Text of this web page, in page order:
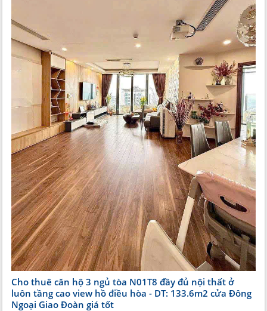
tầng hầm, 287 căn hộ. Căn 3 Phòng ngủ tòa N01 T4 Ngoại giao
đoàn đều có 2 mặt thoáng, phòng khách, bếp, 2 nhà vệ sinh, lô
gia,...diện tích từ 101,5m2 – 108,4m2 – 122,2m2
- Chung cư N01 T5 Ngoại Giao Đoàn do Công ty Cổ phần Đầu
tư Lạc Hồng làm chủ đầu tư với 35 tầng nổi và 3 tầng hầm.
Căn 3 Phòng ngủ tòa N01 T5 Ngoại giao đoàn đều có 2 mặt
thoáng, diện tích từ 101,5m2 – 108,4m2 – 122,2m2
- Chung cư N01 T6 và T7 Ngoại Giao Đoàn do Tổng công ty xây
dựng Hà Nội (HanCorp) làm chủ đầu tư với 35 tầng căn hộ, 6
tầng thương mại dịch vụ, 3 tầng hầm, tổng số 800 căn hộ.
Căn 3 Phòng ngủ tòa N01 T6 & T7 Ngoại giao đoàn có diện tích
căn hộ từ 103 m2 đến 143 m2
- Chung cư N01 T8 Ngoại Giao Đoàn do Tổng công ty xây dựng
Hà Nội (Hancorp) làm chủ đầu tư với 34 tầng và 1 tầng áp mái,
tổng 264 căn hộ. Căn 3 Phòng ngủ tòa N01 T8 Ngoại giao đoàn
đều có 2 nhà vệ sinh, phòng khách, bếp. Các căn 3 phòng ngủ
là Căn số 01 và 08, căn số 03 và 06, căn số 04 và 05
- Tòa N02 - T1 do Công ty Cổ Phần Đầu Tư Bất Động Sản An
Bình làm chủ đầu tư với 2 tầng hầm và 22 tầng nổi, mật độ xây
dựng 8 căn hộ trên mỗi sàn với 4 thang máy và 2 thang bộ. Tòa
nhà có tầng thương mại từ tầng 1 đến­ tầng 5, tầng căn hộ để ở
từ tầng 6 đến­ tầng 21. Căn 3 Phòng ngủ tòa N02 T1 Ngoại giao
đoàn là căn số 02 và 06 có 2 nhà vệ sinh, diện tích 105,28m2,
có 2 khu loggia, 1 khu bếp và 1 khu phòng khách. Căn 02 có
ban công hướng Đông và tầm nhìn Hồ Tây, còn căn 06 có ban
công hướng Tây và tầm nhìn vào Khu đại sứ quán cùng khu biệt
thự.
Cho thuê căn hộ 3 ngủ tòa N01T8 đầy đủ nội thất ở
luôn tầng cao view hồ điều hòa - DT: 133.6m2 cửa Đông
Ngoại Giao Đoàn giá tốt